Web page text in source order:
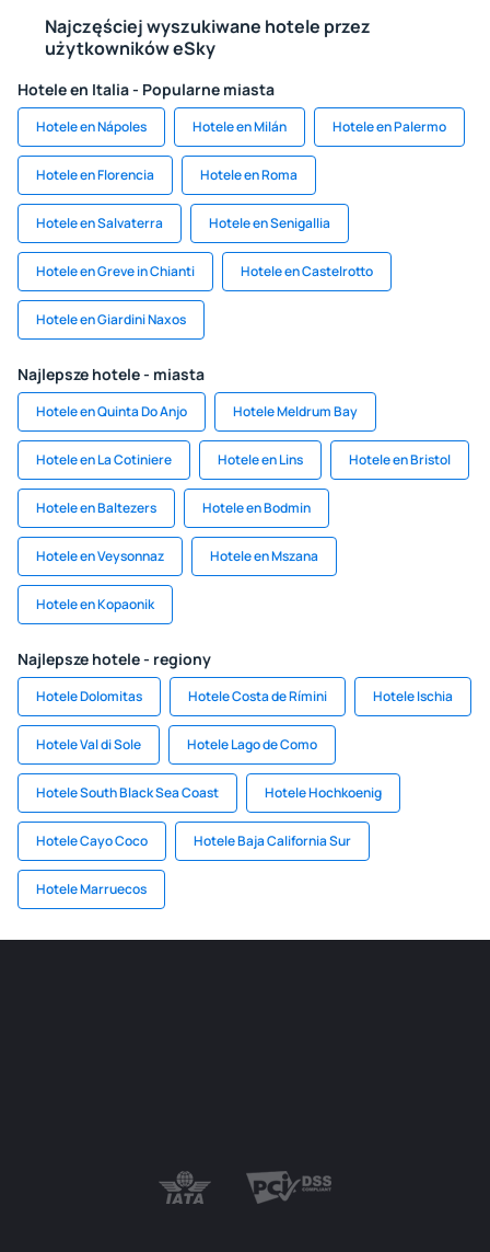
Najczęściej wyszukiwane hotele przez
użytkowników eSky
Hotele en Italia - Popularne miasta
Hotele en Nápoles Hotele en Milán Hotele en Palermo
Hotele en Florencia Hotele en Roma
Hotele en Salvaterra Hotele en Senigallia
Hotele en Greve in Chianti Hotele en Castelrotto
Hotele en Giardini Naxos
Najlepsze hotele - miasta
Hotele en Quinta Do Anjo Hotele Meldrum Bay
Hotele en La Cotiniere Hotele en Lins Hotele en Bristol
Hotele en Baltezers Hotele en Bodmin
Hotele en Veysonnaz Hotele en Mszana
Hotele en Kopaonik
Najlepsze hotele - regiony
Hotele Dolomitas Hotele Costa de Rímini Hotele Ischia
Hotele Val di Sole Hotele Lago de Como
Hotele South Black Sea Coast Hotele Hochkoenig
Hotele Cayo Coco Hotele Baja California Sur
Hotele Marruecos